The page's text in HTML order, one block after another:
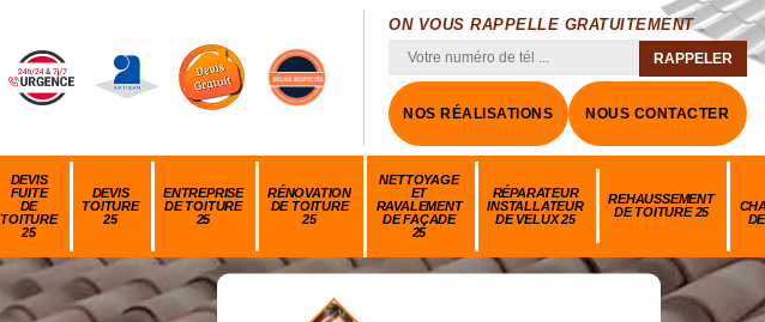
ON VOUS RAPPELLE GRATUITEMENT
NOS RÉALISATIONS NOUS CONTACTER
DEVIS
FUITE
DE
TOITURE
25
DEVIS
TOITURE
25
ENTREPRISE
DE TOITURE
25
RÉNOVATION
DE TOITURE
25
NETTOYAGE
ET
RAVALEMENT
DE FAÇADE
25
RÉPARATEUR
INSTALLATEUR
DE VELUX 25
REHAUSSEMENT
DE TOITURE 25